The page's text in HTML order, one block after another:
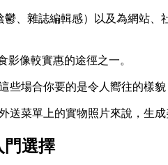
、雜誌編輯感）以及為網站
像較實惠的途徑之一。
場合你要的是令人嚮往的樣
送菜單上的實物照片來說，生
選擇